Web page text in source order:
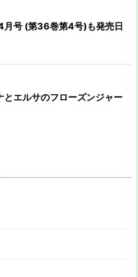
月号 (第36巻第4号)も発売日
とエルサのフローズンジャー